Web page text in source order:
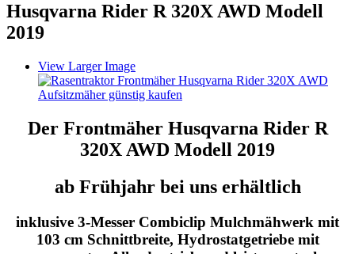
Husqvarna Rider R 320X AWD Modell
2019
View Larger Image
Der Frontmäher Husqvarna Rider R
320X AWD Modell 2019
ab Frühjahr bei uns erhältlich
inklusive 3-Messer Combiclip Mulchmähwerk mit
103 cm Schnittbreite, Hydrostatgetriebe mit